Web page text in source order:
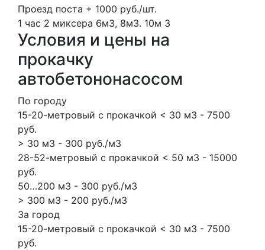
Проезд поста + 1000 руб./шт.
1 час 2 миксера 6м3, 8м3. 10м 3
Условия и цены на
прокачку
автобетононасосом
По городу
15-20-метровый с прокачкой < 30 м3 - 7500
руб.
> 30 м3 - 300 руб./м3
28-52-метровый с прокачкой < 50 м3 - 15000
руб.
50…200 м3 - 300 руб./м3
> 300 м3 - 200 руб./м3
За город
15-20-метровый с прокачкой < 30 м3 - 7500
руб.